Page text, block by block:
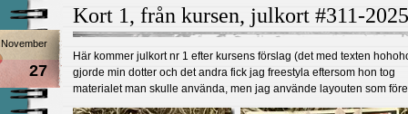
Kort 1, från kursen, julkort #311-2025
November
27
Här kommer julkort nr 1 efter kursens förslag (det med texten
gjorde min dotter och det andra fick jag freestyla eftersom hon tog
materialet man skulle använda, men jag använde layouten som